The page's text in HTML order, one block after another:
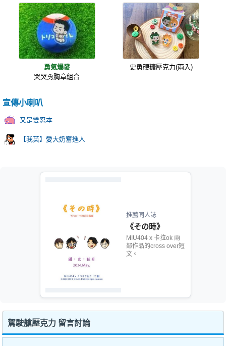
勇氣爆發
哭哭勇胸章組合
史勇硬糖壓克力(兩入)
宣傳小喇叭
又是雙忍本
【我英】愛大奶奮進人
推薦同人誌
《その時》
MIU404 x 卡拉ok 兩
部作品的cross over短
文。
駕駛艙壓克力 留言討論